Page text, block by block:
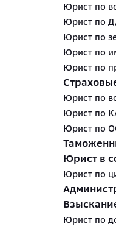
Юрист по
Юрист по
Юрист по
Юрист по
Юрист по
Юрист по
Юрист по
Юрист по
Юрист в
Юрист по
Юрист по